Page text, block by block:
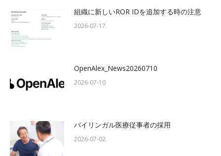
組織に新しいROR IDを追加する時の注意
2026-07-17
OpenAlex_News20260710
2026-07-10
バイリンガル医療従事者の採用
2026-07-02